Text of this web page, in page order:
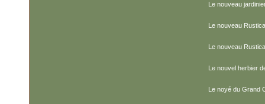
Le nouveau
Le nouveau
Le nouveau
Le nouvel herbier
Le noyé du Grand